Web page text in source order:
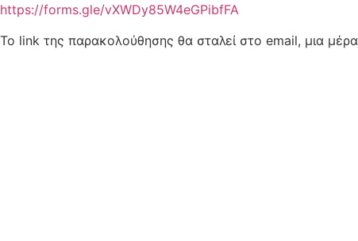
https://forms.gle/vXWDy85W4eGPibfFA
Το link της παρακολούθησης θα σταλεί στο email, μια μέρα